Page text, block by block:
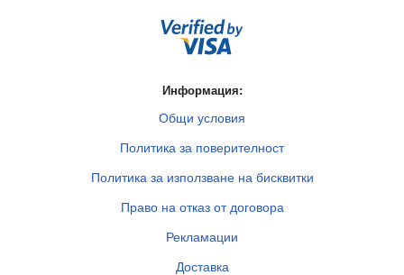
Информация:
Общи условия
Политика за поверителност
Политика за използване на бисквитки
Право на отказ от договора
Рекламации
Доставка